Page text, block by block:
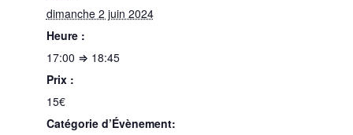
dimanche 2 juin 2024
Heure :
17:00 ⇒ 18:45
Prix :
15€
Catégorie d’Évènement: